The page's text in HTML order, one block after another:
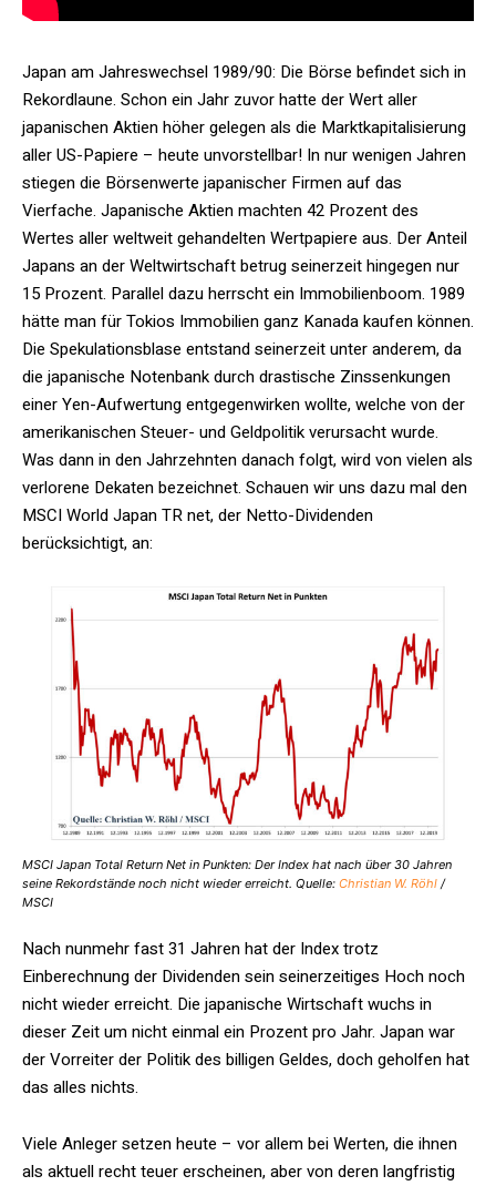
Japan am Jahreswechsel 1989/90: Die Börse befindet sich in
Rekordlaune. Schon ein Jahr zuvor hatte der Wert aller
japanischen Aktien höher gelegen als die Marktkapitalisierung
aller US-Papiere – heute unvorstellbar! In nur wenigen Jahren
stiegen die Börsenwerte japanischer Firmen auf das
Vierfache. Japanische Aktien machten 42 Prozent des
Wertes aller weltweit gehandelten Wertpapiere aus. Der Anteil
Japans an der Weltwirtschaft betrug seinerzeit hingegen nur
15 Prozent. Parallel dazu herrscht ein Immobilienboom. 1989
hätte man für Tokios Immobilien ganz Kanada kaufen können.
Die Spekulationsblase entstand seinerzeit unter anderem, da
die japanische Notenbank durch drastische Zinssenkungen
einer Yen-Aufwertung entgegenwirken wollte, welche von der
amerikanischen Steuer- und Geldpolitik verursacht wurde.
Was dann in den Jahrzehnten danach folgt, wird von vielen als
verlorene Dekaten bezeichnet. Schauen wir uns dazu mal den
MSCI World Japan TR net, der Netto-Dividenden
berücksichtigt, an:
MSCI Japan Total Return Net in Punkten: Der Index hat nach über 30 Jahren
seine Rekordstände noch nicht wieder erreicht. Quelle: Christian W. Röhl /
MSCI
Nach nunmehr fast 31 Jahren hat der Index trotz
Einberechnung der Dividenden sein seinerzeitiges Hoch noch
nicht wieder erreicht. Die japanische Wirtschaft wuchs in
dieser Zeit um nicht einmal ein Prozent pro Jahr. Japan war
der Vorreiter der Politik des billigen Geldes, doch geholfen hat
das alles nichts.
Viele Anleger setzen heute – vor allem bei Werten, die ihnen
als aktuell recht teuer erscheinen, aber von deren langfristig